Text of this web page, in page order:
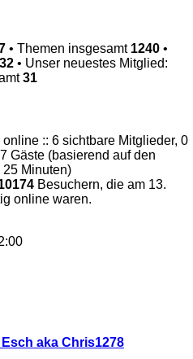
• Themen insgesamt 1240 •
• Unser neuestes Mitglied:
31
online :: 6 sichtbare Mitglieder, 0
Gäste (basierend auf den
Minuten)
Besuchern, die am 13.
online waren.
aka Chris1278